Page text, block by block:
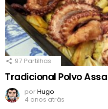
97 Partilhas
Tradicional Polvo
porHugo
4 anos atrás